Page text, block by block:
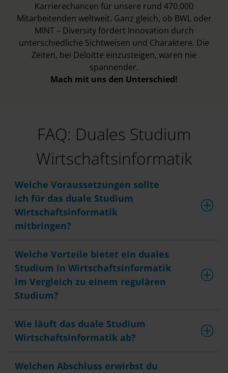
Karrierechancen für unsere rund 470.000
Mitarbeitenden weltweit. Ganz gleich, ob BWL oder
MINT – Diversity fördert Innovation durch
unterschiedliche Sichtweisen und Charaktere. Die
Zeiten, bei Deloitte einzusteigen, waren nie
spannender.
Mach mit uns den Unterschied!
FAQ: Duales Studium
Wirtschaftsinformatik
Welche Voraussetzungen sollte
ich für das duale Studium
Wirtschaftsinformatik
mitbringen?
Welche Vorteile bietet ein duales
Studium in Wirtschaftsinformatik
im Vergleich zu einem regulären
Studium?
Wie läuft das duale Studium
Wirtschaftsinformatik ab?
Welchen Abschluss erwirbst du